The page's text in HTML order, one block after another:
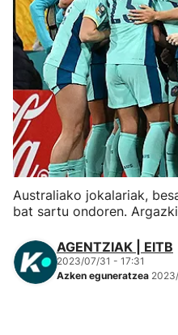
Herri-kirolak
Eskubaloia
Kirolak 360
Atletismoa
Mendi-lasterketak
Kirol gehiago
Australiako jokalariak,
bat sartu ondoren.
AGENTZIAK | EITB
2023/07/31 - 17:31
Azken eguneratzea